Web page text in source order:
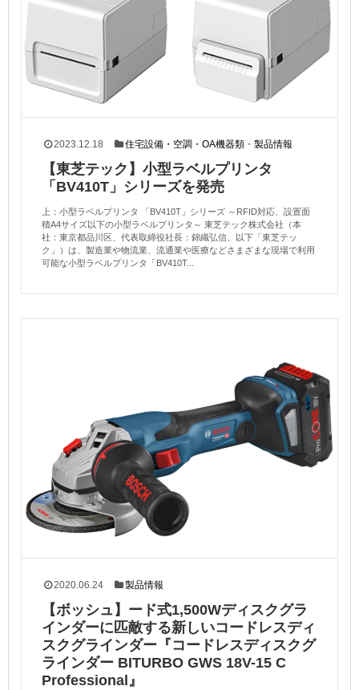
2023.12.18 住宅設備・空調・OA機器類 ・製品情報
【東芝テック】小型ラベルプリンタ
「BV410T」シリーズを発売
上：小型ラベルプリンタ 「BV410T」シリーズ ～RFID対応、設置面
積A4サイズ以下の小型ラベルプリンタ～ 東芝テック株式会社（本
社：東京都品川区、代表取締役社長：錦織弘信、以下「東芝テッ
ク」）は、製造業や物流業、流通業や医療などさまざまな現場で利用
可能な小型ラベルプリンタ「BV410T...
2020.06.24 製品情報
【ボッシュ】ード式1,500Wディスクグラ
インダーに匹敵する新しいコードレスディ
スクグラインダー『コードレスディスクグ
ラインダー BITURBO GWS 18V-15 C
Professional』